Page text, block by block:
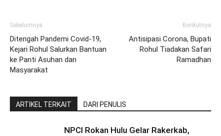
Sebelumnya
Ditengah Pandemi Covid-19,
Kejari Rohul Salurkan Bantuan
ke Panti Asuhan dan
Masyarakat
Berikutnya
Antisipasi Corona, Bupati
Rohul Tiadakan Safari
Ramadhan
ARTIKEL TERKAIT DARI PENULIS
NPCI Rokan Hulu Gelar Rakerkab,